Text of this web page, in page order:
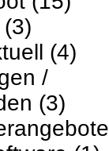
(3)
(4)
/
(3)